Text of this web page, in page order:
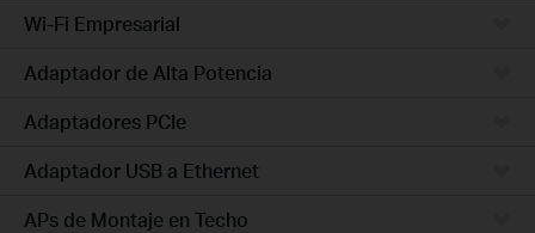
Wi-Fi Empresarial
Adaptador de Alta Potencia
Adaptadores PCIe
Adaptador USB a Ethernet
APs de Montaje en Techo